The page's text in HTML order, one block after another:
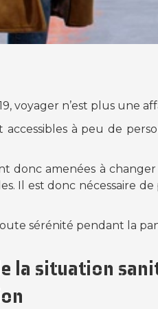
voyager n’est plus une
accessibles à peu de
donc amenées à
Il est donc nécessaire
sérénité pendant la
la situation